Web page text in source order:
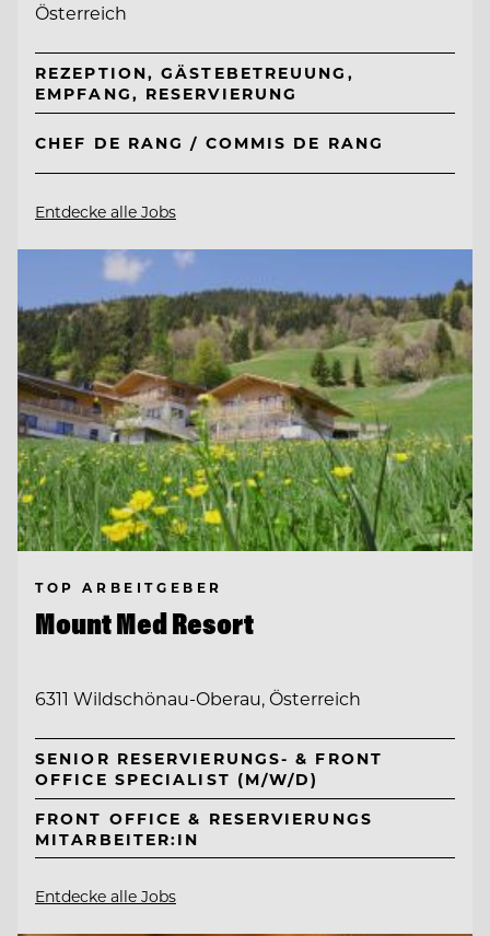
Österreich
REZEPTION, GÄSTEBETREUUNG,
EMPFANG, RESERVIERUNG
CHEF DE RANG / COMMIS DE RANG
Entdecke alle Jobs
TOP ARBEITGEBER
Mount Med Resort
6311 Wildschönau-Oberau, Österreich
SENIOR RESERVIERUNGS- & FRONT
OFFICE SPECIALIST (M/W/D)
FRONT OFFICE & RESERVIERUNGS
MITARBEITER:IN
Entdecke alle Jobs